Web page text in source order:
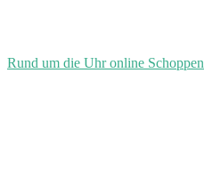
Rund um die Uhr online Schoppen